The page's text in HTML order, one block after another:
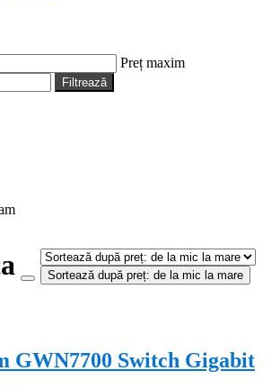
Preț maxim
Filtrează
Sortează după preț: de la mic la mare
GWN7700 Switch Gigabit